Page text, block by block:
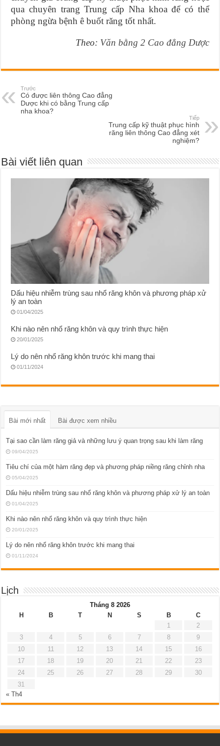
qua chuyên trang Trung cấp Nha khoa để có thể
phòng ngừa bệnh ê buốt răng tốt nhất.
Theo: Văn bằng 2 Cao đẳng Dược
Trước
Có được liên thông Cao đẳng
Dược khi có bằng Trung cấp
nha khoa?
Tiếp
Trung cấp kỹ thuật phục hình
răng liên thông Cao đẳng xét
nghiệm?
Bài viết liên quan
Dấu hiệu nhiễm trùng sau nhổ răng khôn và phương pháp xử
lý an toàn
01/04/2025
Khi nào nên nhổ răng khôn và quy trình thực hiện
20/01/2025
Lý do nên nhổ răng khôn trước khi mang thai
01/11/2024
Bài mới nhất Bài được xem nhiều
Tại sao cần làm răng giả và những lưu ý quan trọng sau khi làm răng
09/04/2025
Tiêu chí của một hàm răng đẹp và phương pháp niềng răng chỉnh nha
05/04/2025
Dấu hiệu nhiễm trùng sau nhổ răng khôn và phương pháp xử lý an toàn
01/04/2025
Khi nào nên nhổ răng khôn và quy trình thực hiện
20/01/2025
Lý do nên nhổ răng khôn trước khi mang thai
01/11/2024
Lịch
Tháng 8 2026
H
B T N S B
C
1
2
3
4 5 6 7 8
9
10
11 12 13 14 15
16
17
18 19 20 21 22
23
24
25 26 27 28 29
30
31
« Th4